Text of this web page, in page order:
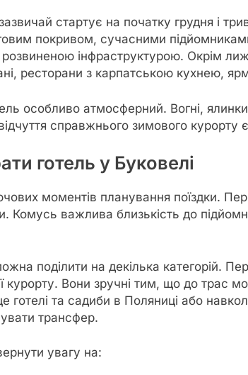
стартує на початку грудня і
покривом, сучасними
розвиненою інфраструктурою. Окрім
ресторани з карпатською кухнею,
особливо атмосферний. Вогні,
справжнього зимового курорту
готель у Буковелі
моментів планування поїздки.
Комусь важлива близькість до
поділити на декілька категорій.
курорту. Вони зручні тим, що до трас
та садиби в Поляниці або
трансфер.
увагу на: